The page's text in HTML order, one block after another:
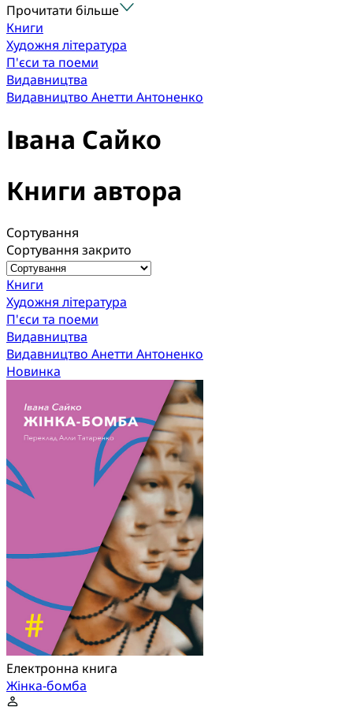
Прочитати більше
Книги
Художня література
П'єси та поеми
Видавництва
Видавництво Анетти Антоненко
Івана Сайко
Книги автора
Сортування
Сортування закрито
Книги
Художня література
П'єси та поеми
Видавництва
Видавництво Анетти Антоненко
Новинка
Електронна книга
Жінка-бомба